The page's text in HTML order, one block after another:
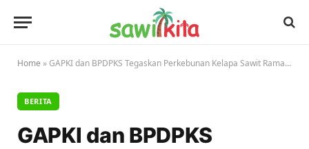
Home »GAPKI dan BPDPKS Tegaskan Perkebunan Kelapa Sawit Ramah bagi Pekerja Perempuan
BERITA
GAPKI dan BPDPKS